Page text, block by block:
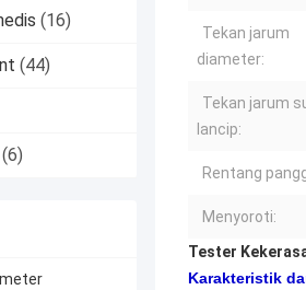
(16)
(44)
(6)
Tekan jarum
diameter:
Tekan jarum
lancip:
Rentang
Menyoroti:
Tester
Karakteristik